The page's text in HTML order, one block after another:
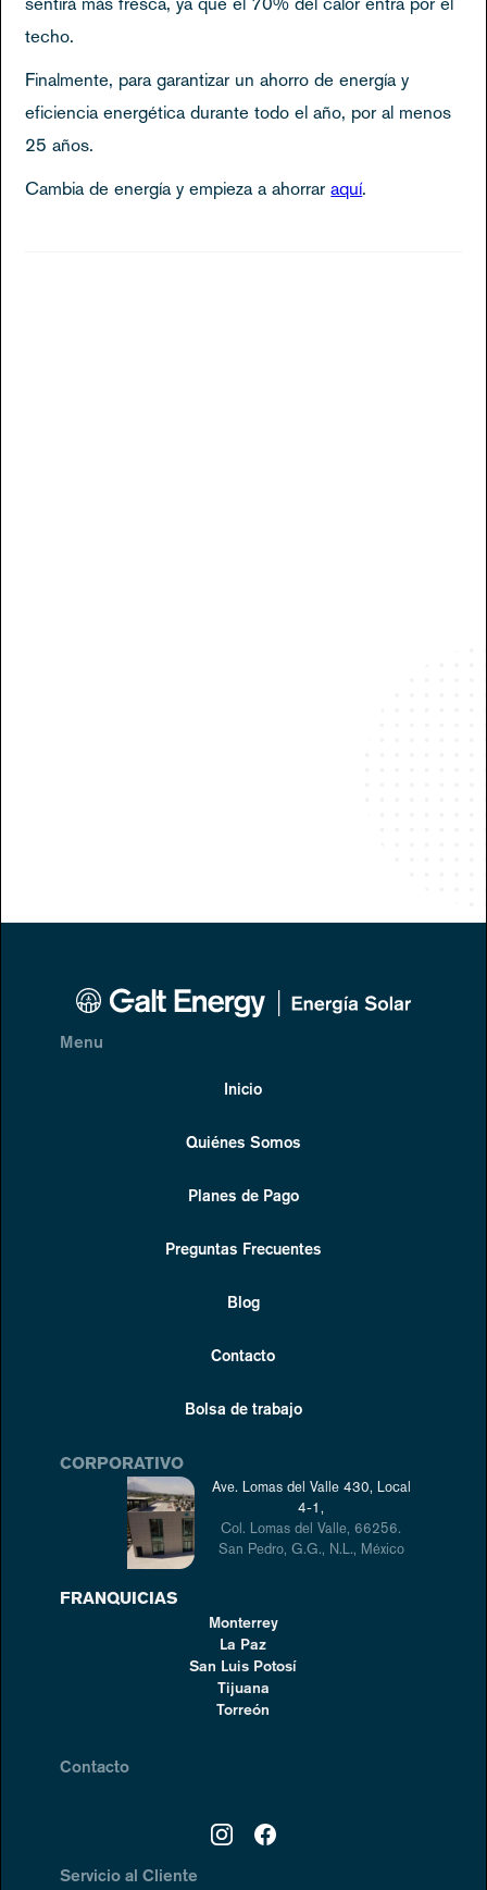
techo.
Finalmente, para garantizar un ahorro de energía y
eficiencia energética durante todo el año, por al menos
25 años.
Cambia de energía y empieza a ahorraraquí.
Menu
Inicio
Quiénes Somos
Planes de Pago
Preguntas Frecuentes
Blog
Contacto
Bolsa de trabajo
CORPORATIVO
Ave. Lomas del Valle 430, Local
4-1,
Col. Lomas del Valle, 66256.
San Pedro, G.G., N.L., México
FRANQUICIAS
Monterrey
La Paz
San Luis Potosí
Tijuana
Torreón
Contacto
Servicio al Cliente